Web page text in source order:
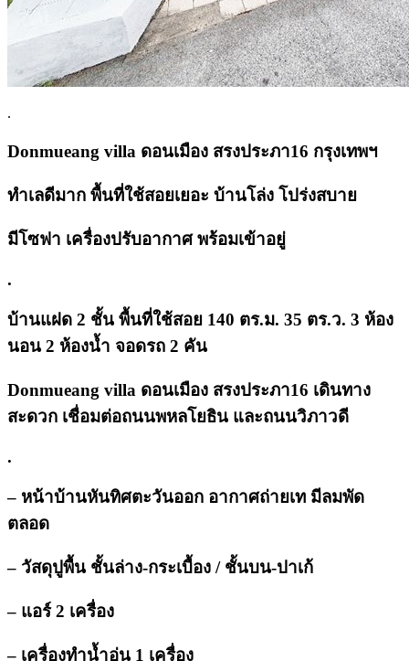
.
Donmueang villa ดอนเมือง สรงประภา16 กรุงเทพฯ
ทำเลดีมาก พื้นที่ใช้สอยเยอะ บ้านโล่ง โปร่งสบาย
มีโซฟา เครื่องปรับอากาศ พร้อมเข้าอยู่
.
บ้านแฝด 2 ชั้น พื้นที่ใช้สอย 140 ตร.ม. 35 ตร.ว. 3 ห้อง
นอน 2 ห้องน้ำ จอดรถ 2 คัน
Donmueang villa ดอนเมือง สรงประภา16 เดินทาง
สะดวก เชื่อมต่อถนนพหลโยธิน และถนนวิภาวดี
.
– หน้าบ้านหันทิศตะวันออก อากาศถ่ายเท มีลมพัด
ตลอด
– วัสดุปูพื้น ชั้นล่าง-กระเบื้อง / ชั้นบน-ปาเก้
– แอร์ 2 เครื่อง
– เครื่องทำน้ำอุ่น 1 เครื่อง